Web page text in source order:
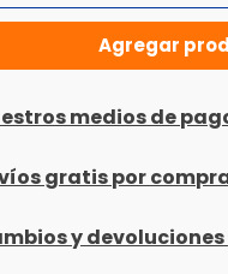
medios de
gratis por
y